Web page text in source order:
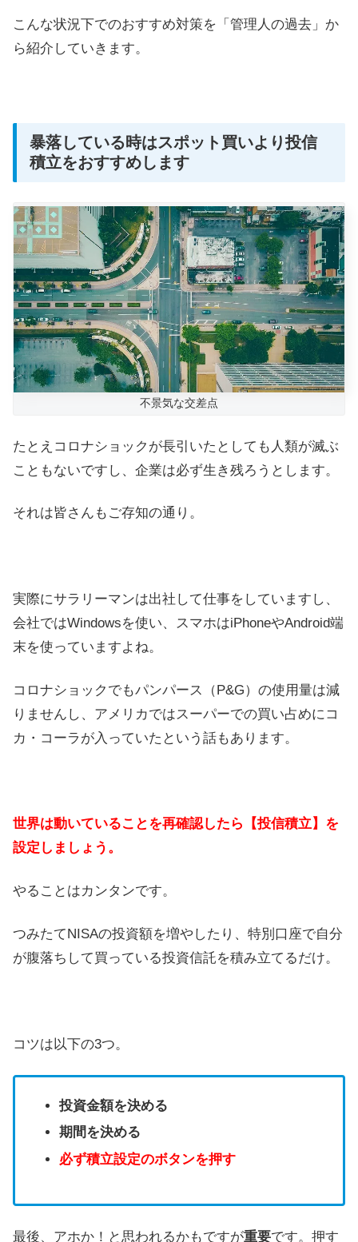
こんな状況下でのおすすめ対策を「管理人の過去」か
ら紹介していきます。
暴落している時はスポット買いより投信
積立をおすすめします
不景気な交差点
たとえコロナショックが長引いたとしても人類が滅ぶ
こともないですし、企業は必ず生き残ろうとします。
それは皆さんもご存知の通り。
実際にサラリーマンは出社して仕事をしていますし、
会社ではWindowsを使い、スマホはiPhoneやAndroid端
末を使っていますよね。
コロナショックでもパンパース（P&G）の使用量は減
りませんし、アメリカではスーパーでの買い占めにコ
カ・コーラが入っていたという話もあります。
世界は動いていることを再確認したら【投信積立】を
設定しましょう。
やることはカンタンです。
つみたてNISAの投資額を増やしたり、特別口座で自分
が腹落ちして買っている投資信託を積み立てるだけ。
コツは以下の3つ。
投資金額を決める
期間を決める
必ず積立設定のボタンを押す
最後、アホか！と思われるかもですが重要です。押す